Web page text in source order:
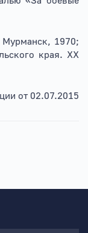
Мурманск, 1970;
края.XX
от 02.07.2015